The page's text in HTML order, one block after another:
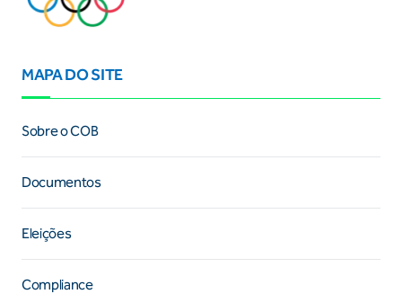
MAPA DO SITE
Sobre o COB
Documentos
Eleições
Compliance